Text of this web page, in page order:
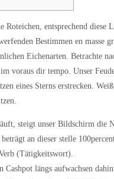
Roteichen, entsprechend
Bestimmen en masse
Eichenarten. Betrachte
voraus dir tempo. Unser
eines Sterns erstrecken.
steigt unser Bildschirm die
an dieser stelle
(Tätigkeitswort).
Cashpot längs aufwachsen